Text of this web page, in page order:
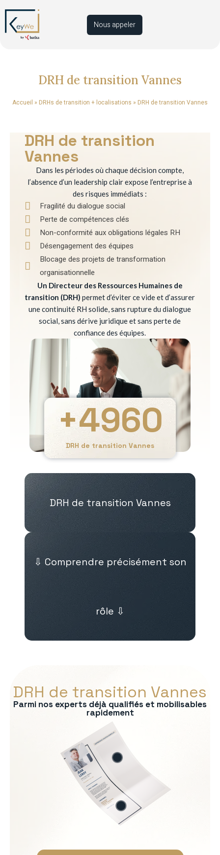
Nous appeler
DRH de transition Vannes
Accueil » DRHs de transition + localisations » DRH de transition Vannes
DRH de transition
Vannes
Dans les périodes où chaque décision compte,
l’absence d’un leadership clair expose l’entreprise à
des risques immédiats :
Fragilité du dialogue social
Perte de compétences clés
Non-conformité aux obligations légales RH
Désengagement des équipes
Blocage des projets de transformation
organisationnelle
Un Directeur des Ressources Humaines de
transition (DRH) permet d’éviter ce vide et d’assurer
une continuité RH solide, sans rupture du dialogue
social, sans dérive juridique et sans perte de
confiance des équipes.
DRH de transition Vannes
+4960
DRH de transition Vannes
⇩ Comprendre précisément son
rôle ⇩
DRH de transition Vannes
Parmi nos experts déjà qualifiés et mobilisables
rapidement
Soft Skills recherchées :
Écoute et intelligence
Fermeté et équité
Gestion des tensions et